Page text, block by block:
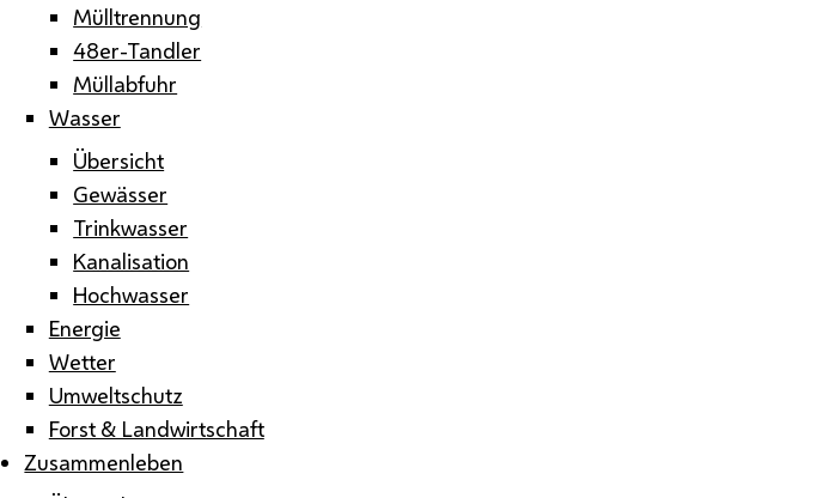
Mülltrennung
48er-Tandler
Müllabfuhr
Wasser
Übersicht
Gewässer
Trinkwasser
Kanalisation
Hochwasser
Energie
Wetter
Umweltschutz
Forst & Landwirtschaft
Zusammenleben